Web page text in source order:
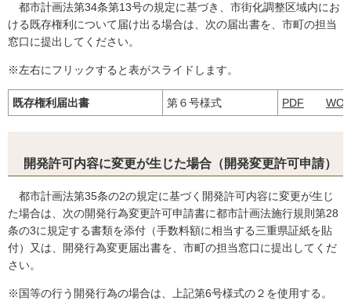
都市計画法第34条第13号の規定に基づき、市街化調整区域内にお
ける既存権利について届け出る場合は、次の届出書を、市町の担当
窓口に提出してください。
※左右にフリックすると表がスライドします。
既存権利届出書 第６号様式 PDF
開発許可内容に変更が生じた場合（開発変更許可申請）
都市計画法第35条の2の規定に基づく開発許可内容に変更が生じ
た場合は、次の開発行為変更許可申請書に都市計画法施行規則第28
条の3に規定する書類を添付（手数料額に相当する三重県証紙を貼
付）又は、開発行為変更届出書を、市町の担当窓口に提出してくだ
さい。
※国等の行う開発行為の場合は、上記第6号様式の２を使用する。